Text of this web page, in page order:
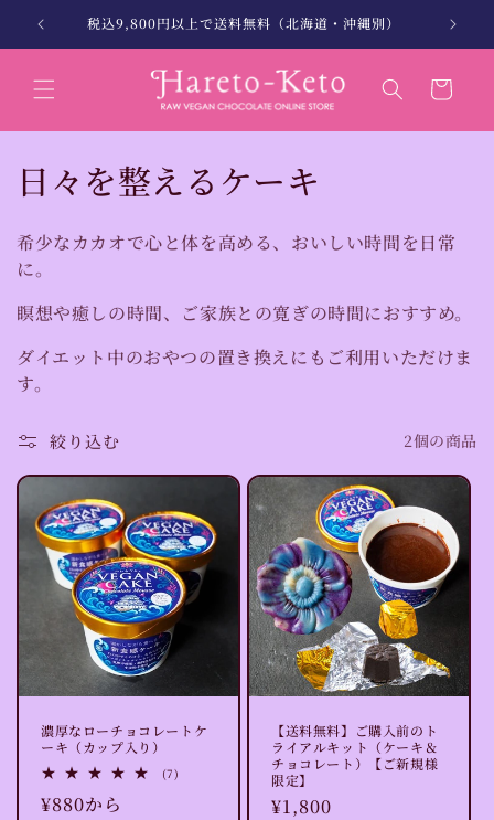
コンテン
ツに進む
税込9,800円以上で送料無料（北海道・沖縄別）
ー
コ
レ
ク
シ
ョ
ン
:
日々を整えるケーキ
希少なカカオで心と体を高める、おいしい時間を日常
に。
瞑想や癒しの時間、ご家族との寛ぎの時間におすすめ。
ダイエット中のおやつの置き換えにもご利用いただけま
す。
絞り込む 2個の商品
濃厚なローチョコレートケ
ーキ（カップ入り）
(7)
通
¥880から
【送料無料】ご購入前のト
ライアルキット（ケーキ＆
チョコレート）【ご新規様
限定】
通
¥1,800